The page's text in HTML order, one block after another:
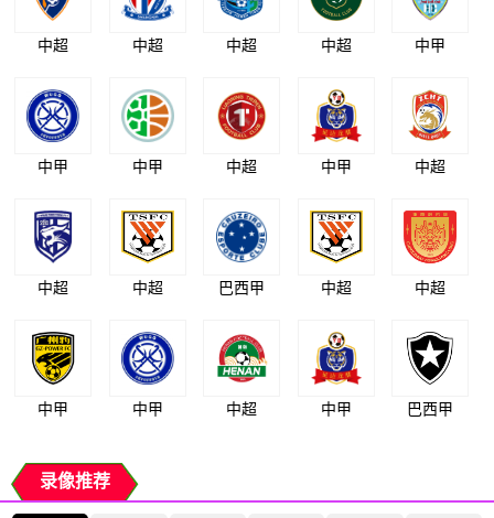
中超 中超 中超 中超 中甲
中甲 中甲 中超 中甲 中超
中超 中超 巴西甲 中超 中超
中甲 中甲 中超 中甲 巴西甲
录像推荐